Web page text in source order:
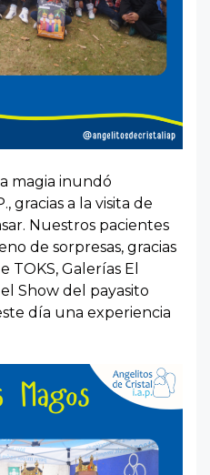
magia inundó
gracias a la visita de
Nuestros pacientes
de sorpresas, gracias
TOKS, Galerías El
Show del payasito
día una experiencia